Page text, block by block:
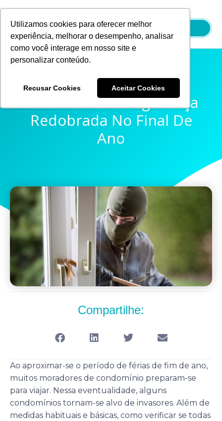
Utilizamos cookies para oferecer melhor
experiência, melhorar o desempenho, analisar
como você interage em nosso site e
personalizar conteúdo.
Recusar Cookies Aceitar Cookies
conteúdo
Condomínios: Segurança
Redobrada No Final De
Ano
Compartilhe:
Ao aproximar-se o período de férias de fim de ano,
muitos moradores de condomínio preparam-se
para viajar. Nessa eventualidade, alguns
condomínios tornam-se alvo de invasores. Além de
medidas habituais e básicas, como verificar se todas